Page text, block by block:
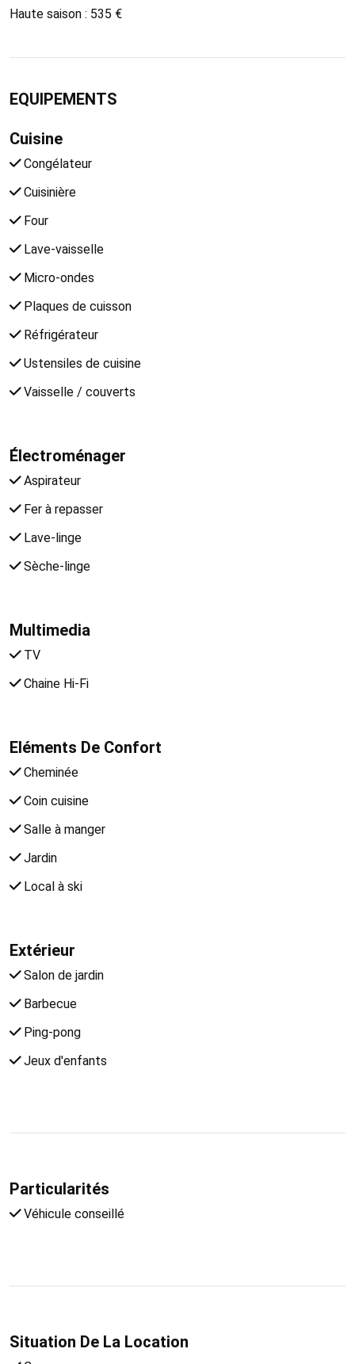
Haute saison : 535 €
EQUIPEMENTS
Cuisine
Congélateur
Cuisinière
Four
Lave-vaisselle
Micro-ondes
Plaques de cuisson
Réfrigérateur
Ustensiles de cuisine
Vaisselle / couverts
Électroménager
Aspirateur
Fer à repasser
Lave-linge
Sèche-linge
Multimedia
TV
Chaine Hi-Fi
Eléments De Confort
Cheminée
Coin cuisine
Salle à manger
Jardin
Local à ski
Extérieur
Salon de jardin
Barbecue
Ping-pong
Jeux d'enfants
Particularités
Véhicule conseillé
Situation De La Location